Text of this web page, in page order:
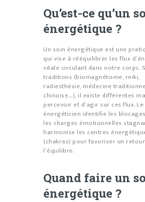
Qu’est-ce qu’un
énergétique ?
Un soin énergétique est une
qui vise à rééquilibrer les flux
vitale circulant dans notre corps.
traditions (biomagnétisme, reiki,
radiesthésie, médecine
chinoise…), il existe différentes
percevoir et d’agir sur ces flux.
énergéticien identifie les
les charges émotionnelles
harmonise les centres
(chakras) pour favoriser un
l’équilibre.
Quand faire un
énergétique ?